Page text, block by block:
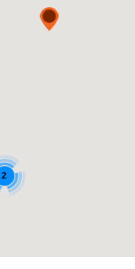
2